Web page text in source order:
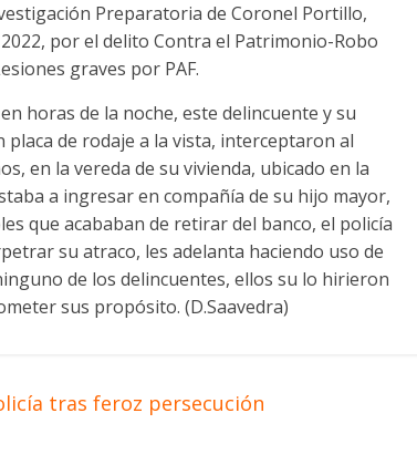
Preparatoria de Coronel Portillo,
por el delito Contra el Patrimonio-Robo
graves por PAF.
horas de la noche, este delincuente y su
de rodaje a la vista, interceptaron al
en la vereda de su vivienda, ubicado en la
a ingresar en compañía de su hijo mayor,
que acababan de retirar del banco, el policía
su atraco, les adelanta haciendo uso de
de los delincuentes, ellos su lo hirieron
sus propósito. (D.Saavedra)
tras feroz persecución